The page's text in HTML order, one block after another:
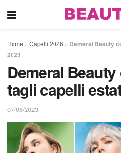
Home » Capelli 2026 » Demeral Beauty
2023
Demeral
tagli capelli
07/06/2023